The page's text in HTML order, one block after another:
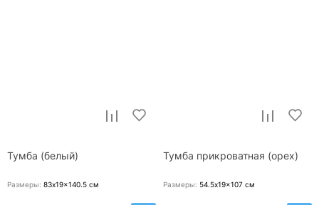
Тумба (белый)
Размеры: 83x19x140.5 см
Тумба прикроватная (орех)
Размеры: 54.5x19x107 см